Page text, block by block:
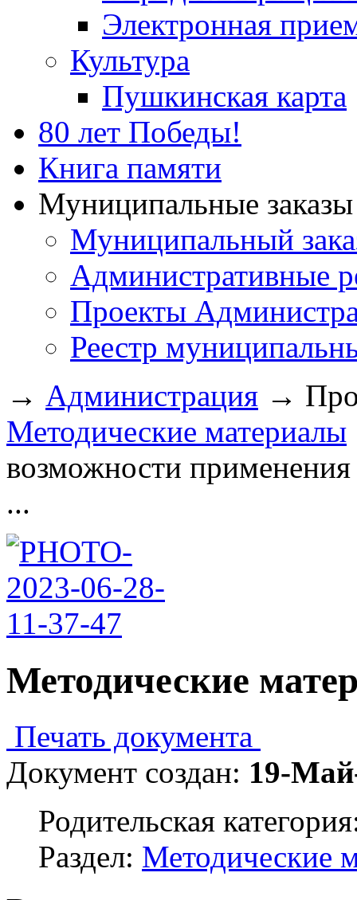
Электронная
Культура
Пушкинская карта
80 лет Победы!
Книга памяти
Муниципальные
Муниципальный
Административные
Проекты
Реестр
→ Администрация →
Методические материалы
возможности
...
Методические
Печать документа
Документ создан: 19-
Родительская
Раздел: Методические